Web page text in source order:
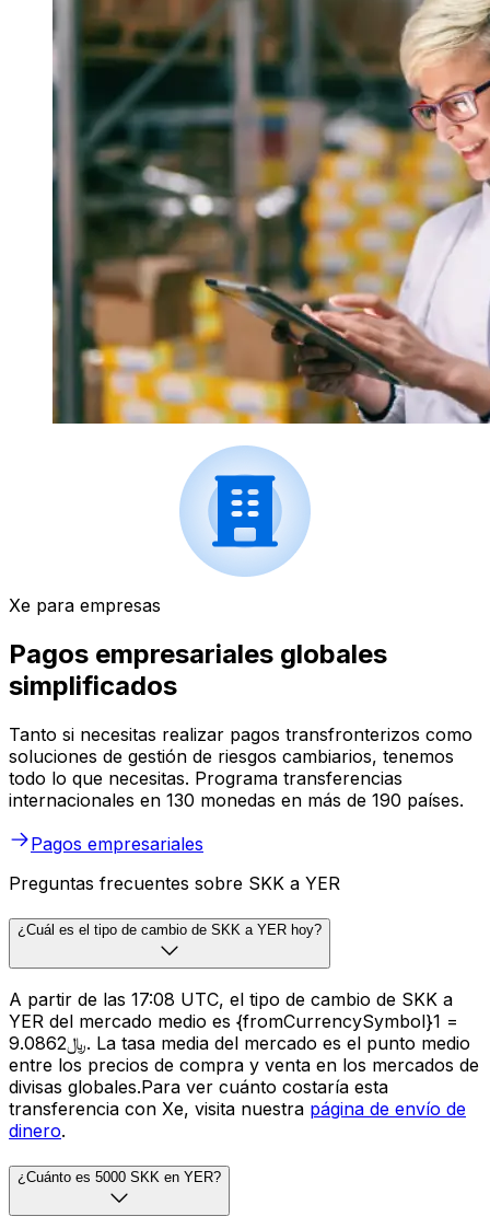
Xe para empresas
Pagos empresariales globales
simplificados
Tanto si necesitas realizar pagos transfronterizos como
soluciones de gestión de riesgos cambiarios, tenemos
todo lo que necesitas. Programa transferencias
internacionales en 130 monedas en más de 190 países.
Pagos empresariales
Preguntas frecuentes sobre SKK a YER
¿Cuál es el tipo de cambio de SKK a YER hoy?
A partir de las 17:08 UTC, el tipo de cambio de SKK a
YER del mercado medio es {fromCurrencySymbol}1 =
﷼9.0862. La tasa media del mercado es el punto medio
entre los precios de compra y venta en los mercados de
divisas globales.Para ver cuánto costaría esta
transferencia con Xe, visita nuestra página de envío de
dinero.
¿Cuánto es 5000 SKK en YER?